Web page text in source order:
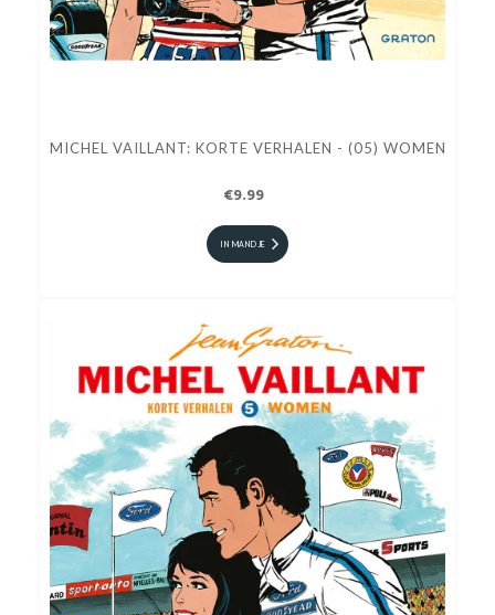
MICHEL VAILLANT: KORTE VERHALEN - (05) WOMEN
€9.99
IN MANDJE